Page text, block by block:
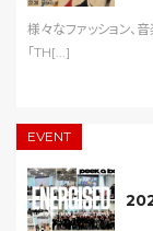
様々なファッション、
「TH[...]
EVENT